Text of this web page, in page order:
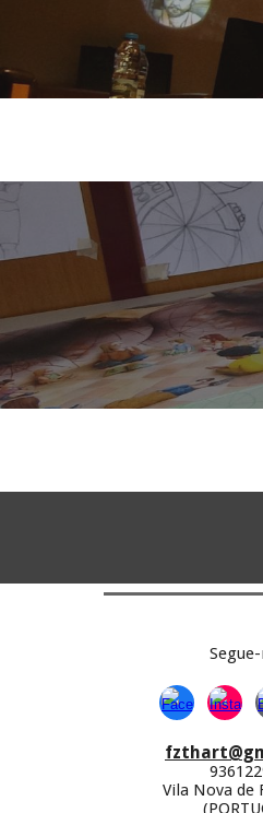
Segue-
Vila Nova de